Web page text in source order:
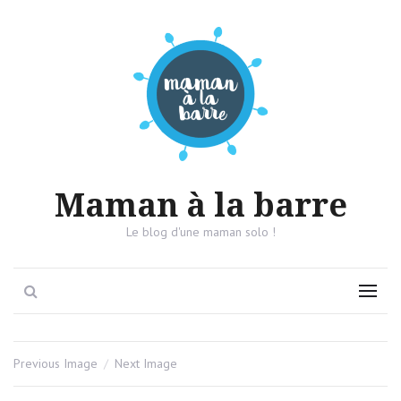
Maman à la barre
Le blog d'une maman solo !
Menu
Previous Image Next Image